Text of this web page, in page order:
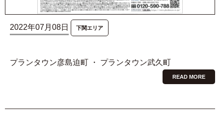
2022年07月08日 下関エリア
プランタウン彦島迫町 ・ プランタウン武久町
READ MORE